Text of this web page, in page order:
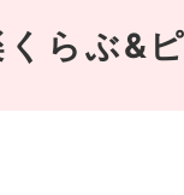
らぶ&